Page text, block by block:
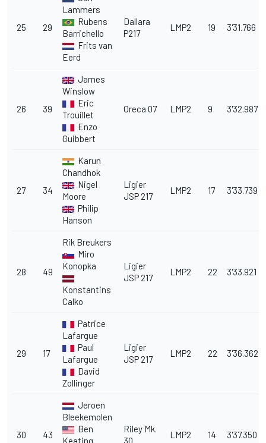
25 29
Lammers
Rubens
Barrichello
Frits van
Eerd
Dallara
P217
LMP2 19 3'31.766
26 39
James
Winslow
Eric
Trouillet
Enzo
Guibbert
Oreca 07 LMP2 9 3'32.987
27 34
Karun
Chandhok
Nigel
Moore
Philip
Hanson
Ligier
JSP 217
LMP2 17 3'33.739
28 49
Rik Breukers
Miro
Konopka
Konstantins
Calko
Ligier
JSP 217
LMP2 22 3'33.921
29 17
Patrice
Lafargue
Paul
Lafargue
David
Zollinger
Ligier
JSP 217
LMP2 22 3'36.362
30 43
Jeroen
Bleekemolen
Ben
Keating
Riley Mk.
30
LMP2 14 3'37.350